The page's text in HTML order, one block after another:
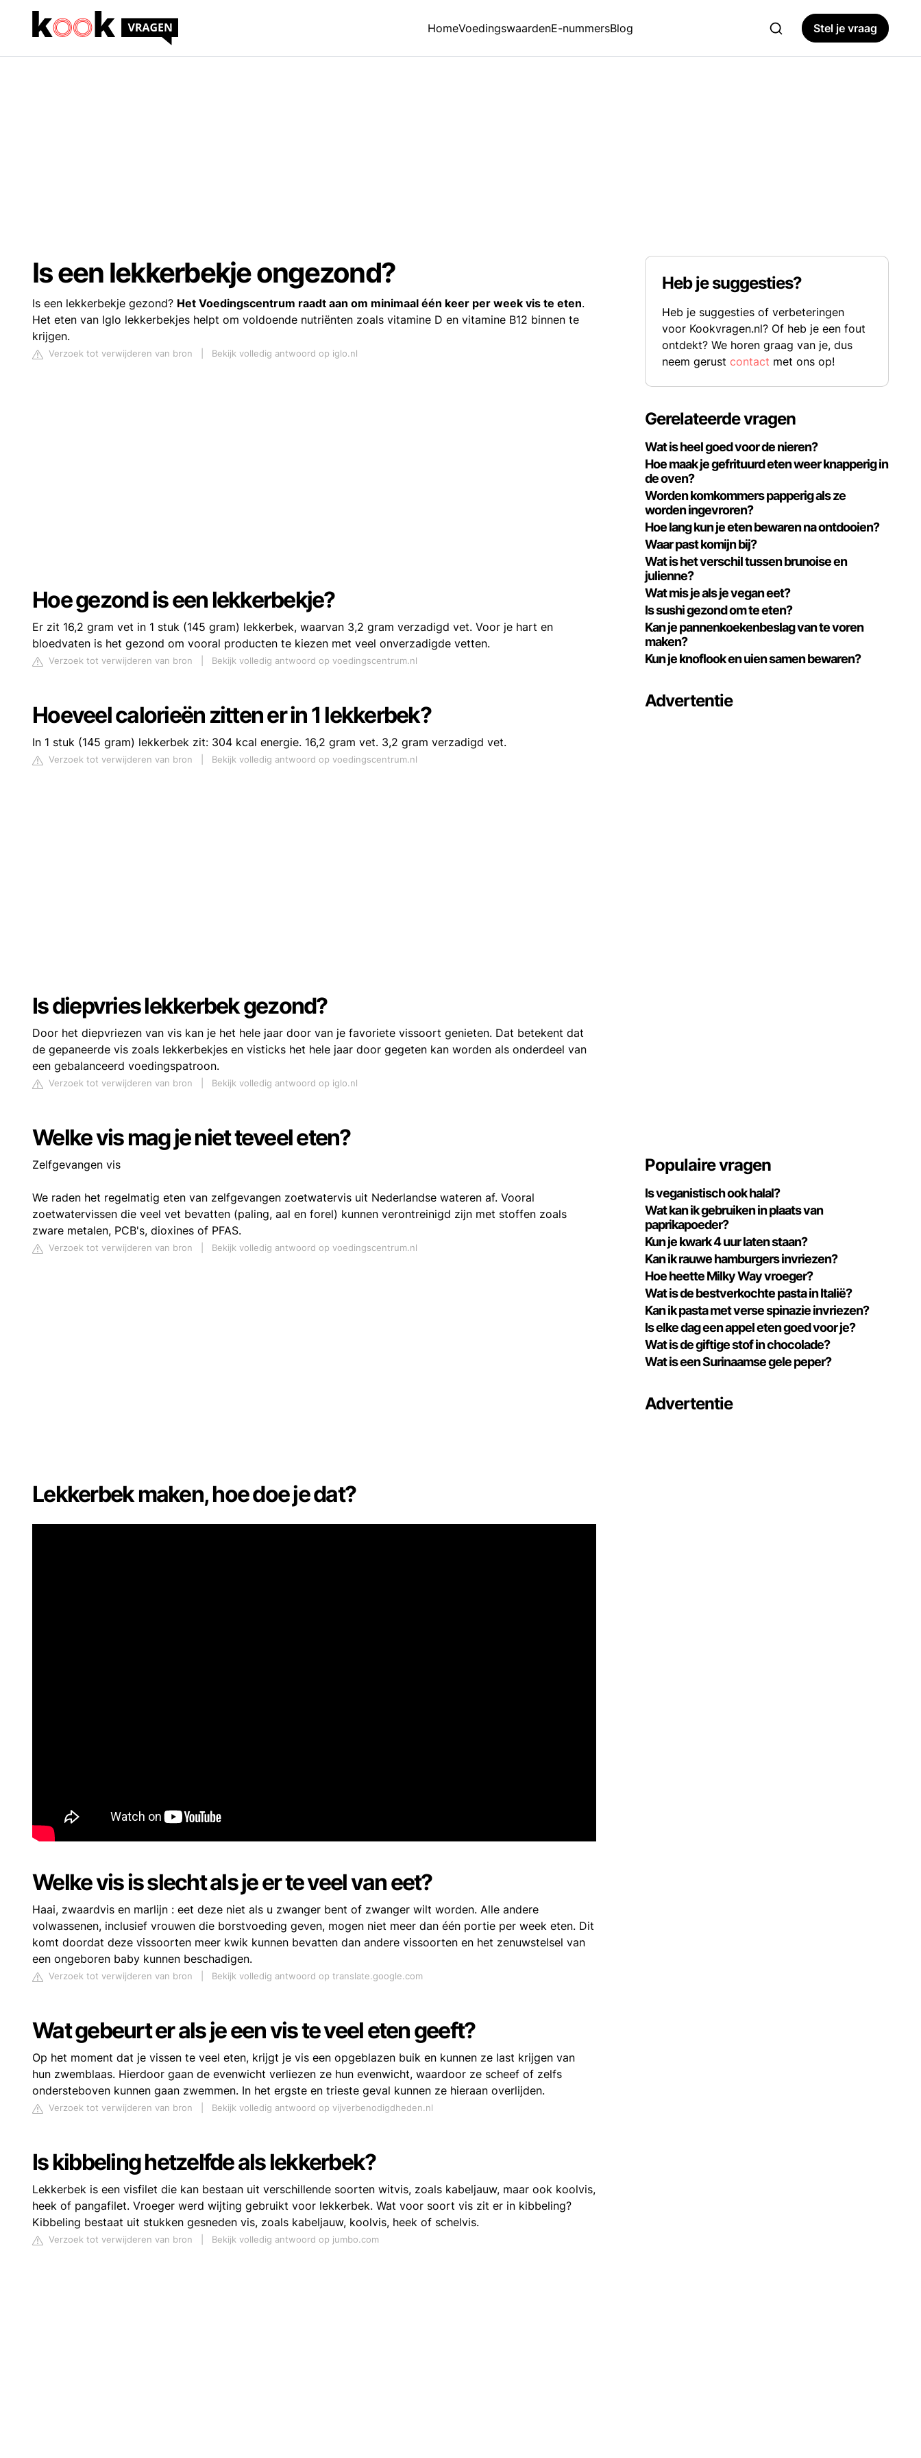
HomeVoedingswaardenE-nummersBlog Stel je vraag
Is een lekkerbekje ongezond?
Is een lekkerbekje gezond? Het Voedingscentrum raadt aan om minimaal één keer per week vis te eten.
Het eten van Iglo lekkerbekjes helpt om voldoende nutriënten zoals vitamine D en vitamine B12 binnen te
krijgen.
Verzoek tot verwijderen van bron Bekijk volledig antwoord op iglo.nl
Hoe gezond is een lekkerbekje?
Er zit 16,2 gram vet in 1 stuk (145 gram) lekkerbek, waarvan 3,2 gram verzadigd vet. Voor je hart en
bloedvaten is het gezond om vooral producten te kiezen met veel onverzadigde vetten.
Verzoek tot verwijderen van bron Bekijk volledig antwoord op voedingscentrum.nl
Hoeveel calorieën zitten er in 1 lekkerbek?
In 1 stuk (145 gram) lekkerbek zit: 304 kcal energie. 16,2 gram vet. 3,2 gram verzadigd vet.
Verzoek tot verwijderen van bron Bekijk volledig antwoord op voedingscentrum.nl
Is diepvries lekkerbek gezond?
Door het diepvriezen van vis kan je het hele jaar door van je favoriete vissoort genieten. Dat betekent dat
de gepaneerde vis zoals lekkerbekjes en visticks het hele jaar door gegeten kan worden als onderdeel van
een gebalanceerd voedingspatroon.
Verzoek tot verwijderen van bron Bekijk volledig antwoord op iglo.nl
Welke vis mag je niet teveel eten?
Zelfgevangen vis
We raden het regelmatig eten van zelfgevangen zoetwatervis uit Nederlandse wateren af. Vooral
zoetwatervissen die veel vet bevatten (paling, aal en forel) kunnen verontreinigd zijn met stoffen zoals
zware metalen, PCB's, dioxines of PFAS.
Verzoek tot verwijderen van bron Bekijk volledig antwoord op voedingscentrum.nl
Lekkerbek maken, hoe doe je dat?
Welke vis is slecht als je er te veel van eet?
Haai, zwaardvis en marlijn : eet deze niet als u zwanger bent of zwanger wilt worden. Alle andere
volwassenen, inclusief vrouwen die borstvoeding geven, mogen niet meer dan één portie per week eten. Dit
komt doordat deze vissoorten meer kwik kunnen bevatten dan andere vissoorten en het zenuwstelsel van
een ongeboren baby kunnen beschadigen.
Verzoek tot verwijderen van bron Bekijk volledig antwoord op translate.google.com
Wat gebeurt er als je een vis te veel eten geeft?
Op het moment dat je vissen te veel eten, krijgt je vis een opgeblazen buik en kunnen ze last krijgen van
hun zwemblaas. Hierdoor gaan de evenwicht verliezen ze hun evenwicht, waardoor ze scheef of zelfs
ondersteboven kunnen gaan zwemmen. In het ergste en trieste geval kunnen ze hieraan overlijden.
Verzoek tot verwijderen van bron Bekijk volledig antwoord op vijverbenodigdheden.nl
Is kibbeling hetzelfde als lekkerbek?
Lekkerbek is een visfilet die kan bestaan uit verschillende soorten witvis, zoals kabeljauw, maar ook koolvis,
heek of pangafilet. Vroeger werd wijting gebruikt voor lekkerbek. Wat voor soort vis zit er in kibbeling?
Kibbeling bestaat uit stukken gesneden vis, zoals kabeljauw, koolvis, heek of schelvis.
Verzoek tot verwijderen van bron Bekijk volledig antwoord op jumbo.com
Heb je suggesties?
Heb je suggesties of verbeteringen
voor Kookvragen.nl? Of heb je een fout
ontdekt? We horen graag van je, dus
neem gerustcontact met ons op!
Gerelateerde vragen
Wat is heel goed voor de nieren?
Hoe maak je gefrituurd eten weer knapperig in
de oven?
Worden komkommers papperig als ze
worden ingevroren?
Hoe lang kun je eten bewaren na ontdooien?
Waar past komijn bij?
Wat is het verschil tussen brunoise en
julienne?
Wat mis je als je vegan eet?
Is sushi gezond om te eten?
Kan je pannenkoekenbeslag van te voren
maken?
Kun je knoflook en uien samen bewaren?
Advertentie
Populaire vragen
Is veganistisch ook halal?
Wat kan ik gebruiken in plaats van
paprikapoeder?
Kun je kwark 4 uur laten staan?
Kan ik rauwe hamburgers invriezen?
Hoe heette Milky Way vroeger?
Wat is de bestverkochte pasta in Italië?
Kan ik pasta met verse spinazie invriezen?
Is elke dag een appel eten goed voor je?
Wat is de giftige stof in chocolade?
Wat is een Surinaamse gele peper?
Advertentie